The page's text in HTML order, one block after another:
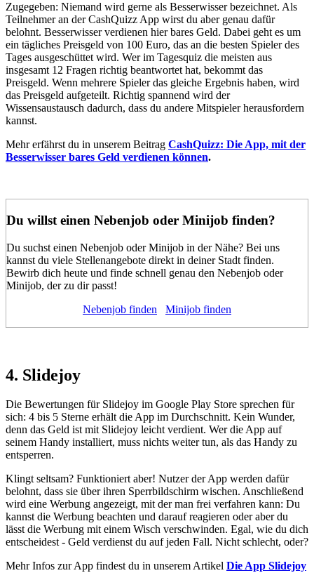
Zugegeben: Niemand wird gerne als Besserwisser bezeichnet. Als
Teilnehmer an der CashQuizz App wirst du aber genau dafür
belohnt. Besserwisser verdienen hier bares Geld. Dabei geht es um
ein tägliches Preisgeld von 100 Euro, das an die besten Spieler des
Tages ausgeschüttet wird. Wer im Tagesquiz die meisten aus
insgesamt 12 Fragen richtig beantwortet hat, bekommt das
Preisgeld. Wenn mehrere Spieler das gleiche Ergebnis haben, wird
das Preisgeld aufgeteilt. Richtig spannend wird der
Wissensaustausch dadurch, dass du andere Mitspieler herausfordern
kannst.
Mehr erfährst du in unserem Beitrag CashQuizz: Die App, mit der
Besserwisser bares Geld verdienen können.
Du willst einen Nebenjob oder Minijob finden?
Du suchst einen Nebenjob oder Minijob in der Nähe? Bei uns
kannst du viele Stellenangebote direkt in deiner Stadt finden.
Bewirb dich heute und finde schnell genau den Nebenjob oder
Minijob, der zu dir passt!
Nebenjob finden
Minijob finden
4. Slidejoy
Die Bewertungen für Slidejoy im Google Play Store sprechen für
sich: 4 bis 5 Sterne erhält die App im Durchschnitt. Kein Wunder,
denn das Geld ist mit Slidejoy leicht verdient. Wer die App auf
seinem Handy installiert, muss nichts weiter tun, als das Handy zu
entsperren.
Klingt seltsam? Funktioniert aber! Nutzer der App werden dafür
belohnt, dass sie über ihren Sperrbildschirm wischen. Anschließend
wird eine Werbung angezeigt, mit der man frei verfahren kann: Du
kannst die Werbung beachten und darauf reagieren oder aber du
lässt die Werbung mit einem Wisch verschwinden. Egal, wie du dich
entscheidest - Geld verdienst du auf jeden Fall. Nicht schlecht, oder?
Mehr Infos zur App findest du in unserem Artikel Die App Slidejoy